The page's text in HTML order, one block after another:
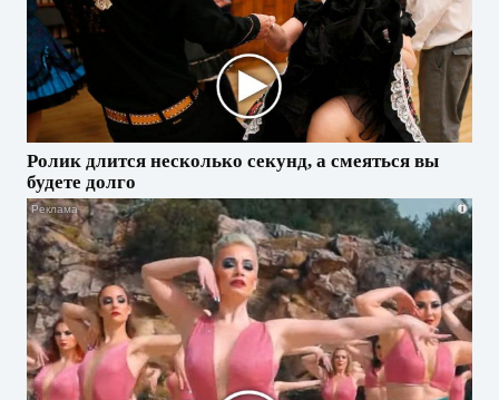
Ролик длится несколько секунд, а смеяться вы
будете долго
i